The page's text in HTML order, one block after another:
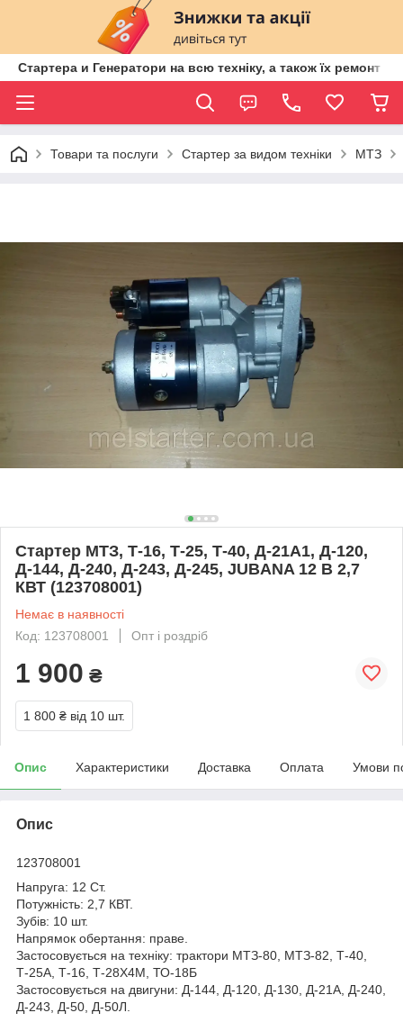
Стартера и Генератори на всю техніку, а також їх ремонт
Товари та послуги Стартер за видом техніки МТЗ
Стартер МТЗ, Т-16, Т-25, Т-40, Д-21А1, Д-120,
Д-144, Д-240, Д-243, Д-245, JUBANA 12 В 2,7
КВТ (123708001)
Немає в наявності
Код: 123708001
Опт і роздріб
1 900 ₴
1 800 ₴ від 10 шт.
Опис Характеристики Доставка Оплата Умови
Опис
123708001
Напруга: 12 Ст.
Потужність: 2,7 КВТ.
Зубів: 10 шт.
Напрямок обертання: праве.
Застосовується на техніку: трактори МТЗ-80, МТЗ-82, Т-40,
Т-25А, Т-16, Т-28Х4М, ТО-18Б
Застосовується на двигуни: Д-144, Д-120, Д-130, Д-21А, Д-240,
Д-243, Д-50, Д-50Л.